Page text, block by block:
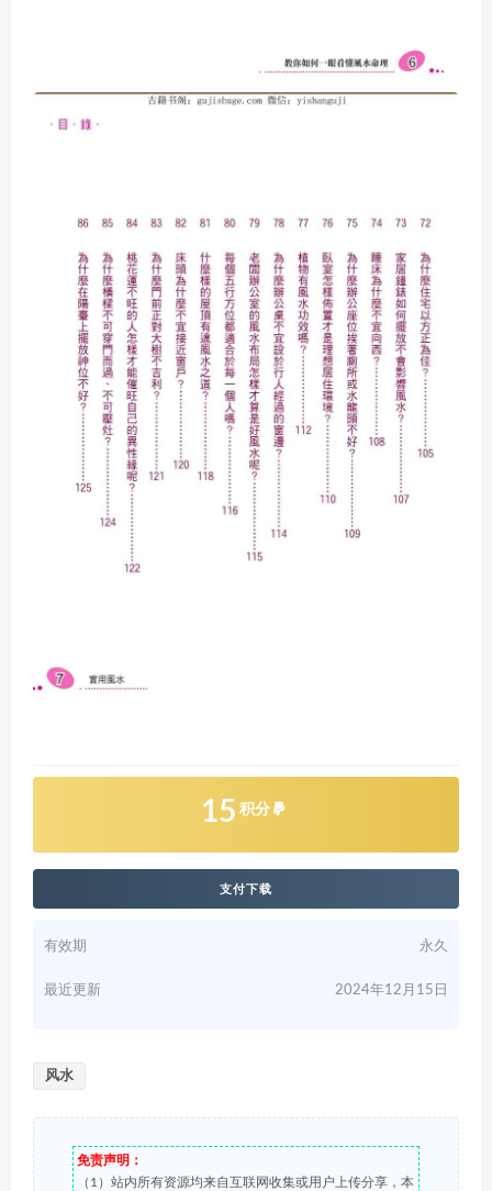
15 积分
支付下载
有效期 永久
最近更新 2024年12月15日
风水
免责声明：
（1）站内所有资源均来自互联网收集或用户上传分享，本